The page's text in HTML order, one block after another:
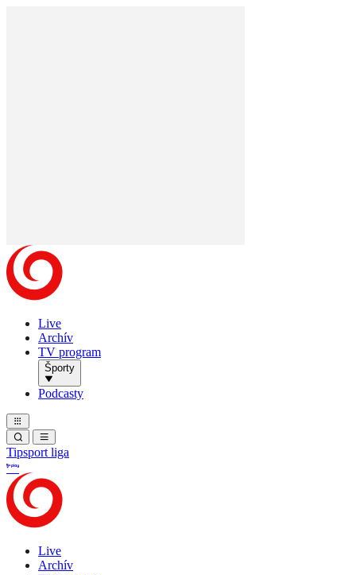
Live
Archív
TV program
Športy
Podcasty
Tipsport liga
Live
Archív